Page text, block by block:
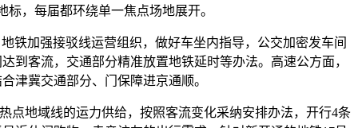
，每届都环绕单一焦点场地展开。
加强接驳线运营组织，做好车坐内指导，公交加密发车间
到客流，交通部分精准放置地铁延时等办法。高速公方面，
津冀交通部分、门保障进京通顺。
地域线的运力供给，按照客流变化采纳安排办法，开行4条